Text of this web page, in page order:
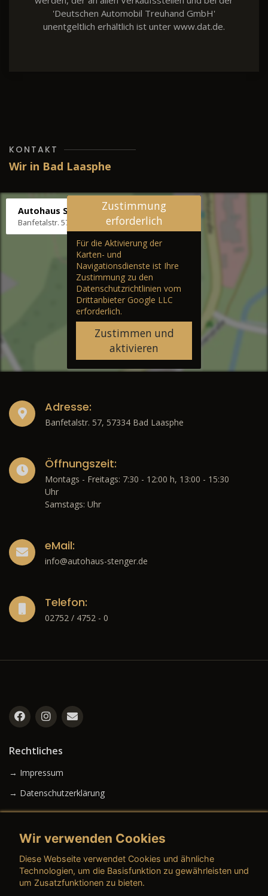
'Deutschen Automobil Treuhand GmbH'
unentgeltlich erhältlich ist unter www.dat.de.
KONTAKT
Wir in Bad Laasphe
Autohaus Stenger
Banfetalstr. 57, 57334 Bad Laasphe
Zustimmung
erforderlich
Für die Aktivierung der
Karten- und
Navigationsdienste ist Ihre
Zustimmung zu den
Datenschutzrichtlinien vom
Drittanbieter Google LLC
erforderlich.
Zustimmen und
aktivieren
Adresse:
Banfetalstr. 57, 57334 Bad Laasphe
Öffnungszeit:
Montags - Freitags: 7:30 - 12:00 h, 13:00 - 15:30
Uhr
Samstags: Uhr
eMail:
info@autohaus-stenger.de
Telefon:
02752 / 4752 - 0
Rechtliches
→ Impressum
→ Datenschutzerklärung
→ AGB (Gebrauchtwagen)
Wir verwenden Cookies
Diese Webseite verwendet Cookies und ähnliche
Technologien, um die Basisfunktion zu gewährleisten und
um Zusatzfunktionen zu bieten.